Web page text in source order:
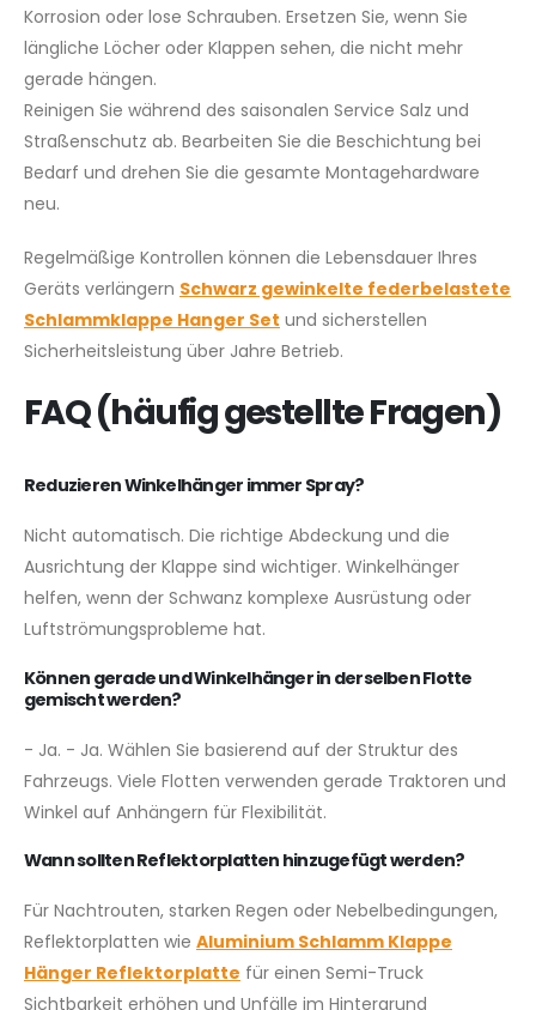
Korrosion oder lose Schrauben. Ersetzen Sie, wenn Sie
längliche Löcher oder Klappen sehen, die nicht mehr
gerade hängen.
Reinigen Sie während des saisonalen Service Salz und
Straßenschutz ab. Bearbeiten Sie die Beschichtung bei
Bedarf und drehen Sie die gesamte Montagehardware
neu.
Regelmäßige Kontrollen können die Lebensdauer Ihres
Geräts verlängern Schwarz gewinkelte federbelastete
Schlammklappe Hanger Set und sicherstellen
Sicherheitsleistung über Jahre Betrieb.
FAQ (häufig gestellte Fragen)
Reduzieren Winkelhänger immer Spray?
Nicht automatisch. Die richtige Abdeckung und die
Ausrichtung der Klappe sind wichtiger. Winkelhänger
helfen, wenn der Schwanz komplexe Ausrüstung oder
Luftströmungsprobleme hat.
Können gerade und Winkelhänger in derselben Flotte
gemischt werden?
- Ja. - Ja. Wählen Sie basierend auf der Struktur des
Fahrzeugs. Viele Flotten verwenden gerade Traktoren und
Winkel auf Anhängern für Flexibilität.
Wann sollten Reflektorplatten hinzugefügt werden?
Für Nachtrouten, starken Regen oder Nebelbedingungen,
Reflektorplatten wie Aluminium Schlamm Klappe
Hänger Reflektorplatte für einen Semi-Truck
Sichtbarkeit erhöhen und Unfälle im Hintergrund